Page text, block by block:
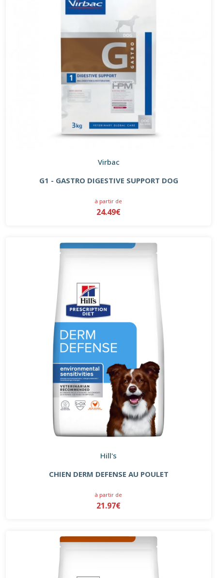
Virbac
G1 - GASTRO DIGESTIVE SUPPORT DOG
à partir de
24.49€
Hill's
CHIEN DERM DEFENSE AU POULET
à partir de
21.97€